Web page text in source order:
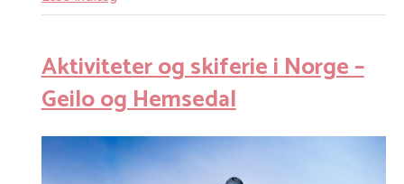
Aktiviteter og skiferie i Norge –
Geilo og Hemsedal